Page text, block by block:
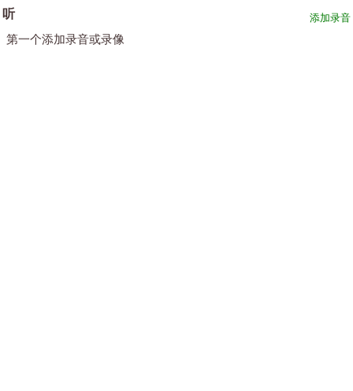
添加录音
听
第一个添加录音或录像